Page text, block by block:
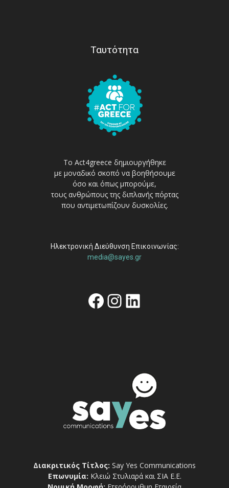
Ταυτότητα
Το Act4greece δημιουργήθηκε
με μοναδικό σκοπό να βοηθήσουμε
όσο και όπως μπορούμε,
τους ανθρώπους της διπλανής πόρτας
που αντιμετωπίζουν δυσκολίες.
Ηλεκτρονική Διεύθυνση Επικοινωνίας:
media@sayes.gr
Facebook
Instagram
Linkedin
Διακριτικός Τίτλος: Say Yes Communications
Επωνυμία: Κλειώ Στυλιαρά και ΣΙΑ Ε.Ε.